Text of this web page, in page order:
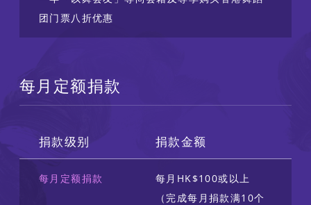
团门票八折优惠
每月定额捐款
捐款级别 捐款金额
每月定额捐款
每月HK$100或以上
（完成每月捐款满10个